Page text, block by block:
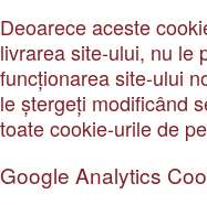
Deoarece aceste
livrarea site-ului, nu le
funcționarea site-ului
le ștergeți modificând
toate cookie-urile de
Google Analytics